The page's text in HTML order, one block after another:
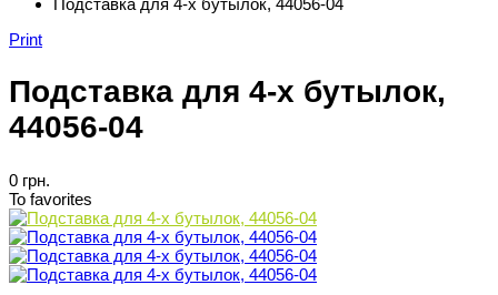
Подставка для 4-х бутылок, 44056-04
Print
Подставка для 4-х бутылок,
44056-04
0 грн.
To favorites